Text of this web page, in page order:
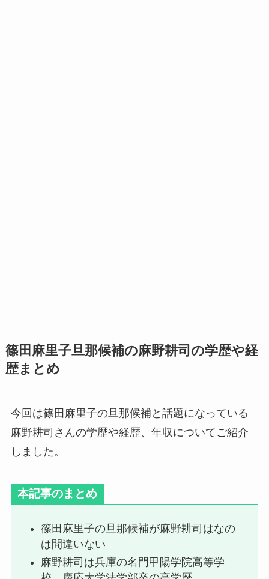
篠田麻里子旦那候補の麻野耕司の学歴や経
歴まとめ
今回は篠田麻里子の旦那候補と話題になっている
麻野耕司さんの学歴や経歴、年収についてご紹介
しました。
本記事のまとめ
篠田麻里子の旦那候補が麻野耕司はなの
は間違いない
麻野耕司は兵庫の名門甲陽学院高等学